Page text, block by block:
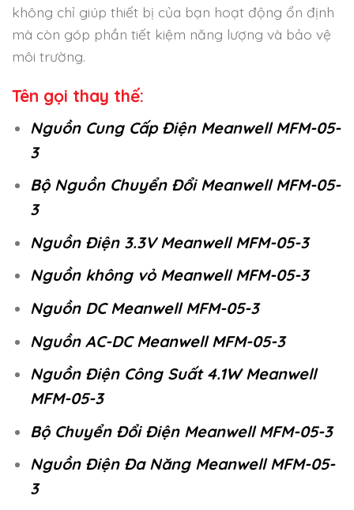
không chỉ giúp thiết bị của bạn hoạt động ổn định
mà còn góp phần tiết kiệm năng lượng và bảo vệ
môi trường.
Tên gọi thay thế:
Nguồn Cung Cấp Điện Meanwell MFM-05-
3
Bộ Nguồn Chuyển Đổi Meanwell MFM-05-
3
Nguồn Điện 3.3V Meanwell MFM-05-3
Nguồn không vỏ Meanwell MFM-05-3
Nguồn DC Meanwell MFM-05-3
Nguồn AC-DC Meanwell MFM-05-3
Nguồn Điện Công Suất 4.1W Meanwell
MFM-05-3
Bộ Chuyển Đổi Điện Meanwell MFM-05-3
Nguồn Điện Đa Năng Meanwell MFM-05-
3